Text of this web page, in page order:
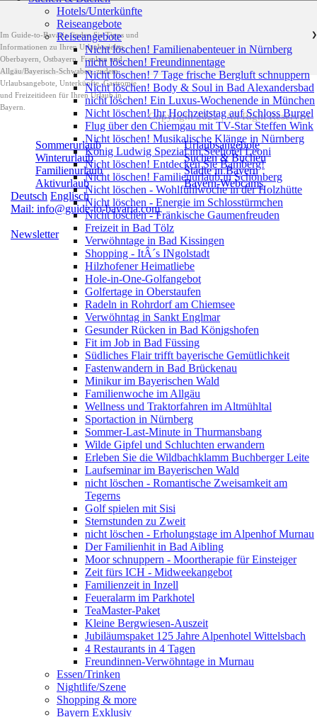
Im Guide-to-Bavaria finden Sie Tipps und
Informationen zu Ihren Urlaubszielen
Oberbayern, Ostbayern, Franken und
Allgäu/Bayerisch-Schwaben, zudem
Urlaubsangebote, Unterkünfte, Gastromie
und Freizeitideen für Ihren Urlaub in
Bayern.
Sommerurlaub
Winterurlaub
Familienurlaub
Aktivurlaub
Urlaubsangebote
Suchen & Buchen
Städte in Bayern
Bayern-Webcams
Deutsch Englisch
Mail: info@guide-to-bavaria.com
Newsletter
Copyright 2022 | All Right Reserved
Hotels/Unterkünfte
Reiseangebote
Reiseangebote
❯
Nicht löschen! Familienabenteuer in Nürnberg
nicht löschen! Freundinnentage
Nicht löschen! 7 Tage frische Bergluft schnuppern
Nicht löschen! Body & Soul in Bad Alexandersbad
nicht löschen! Ein Luxus-Wochenende in München
Nicht löschen! Ihr Hochzeitstag auf Schloss Burgel
Flug über den Chiemgau mit TV-Star Steffen Wink
Nicht löschen! Musikalische Klänge in Nürnberg
König Ludwig Spezial im Seehotel Leoni
Nicht löschen! Entdecken Sie Bamberg!
Nicht löschen! Familienurlaub in Schönberg
Nicht löschen - Wohlfühlwoche in der Holzhütte
Nicht löschen - Energie im Schlosstürmchen
Nicht löschen - Fränkische Gaumenfreuden
Freizeit in Bad Tölz
Verwöhntage in Bad Kissingen
Shopping - ItÂ´s INgolstadt
Hilzhofener Heimatliebe
Hole-in-One-Golfangebot
Golfertage in Oberstaufen
Radeln in Rohrdorf am Chiemsee
Verwöhntag in Sankt Englmar
Gesunder Rücken in Bad Königshofen
Fit im Job in Bad Füssing
Südliches Flair trifft bayerische Gemütlichkeit
Fastenwandern in Bad Brückenau
Minikur im Bayerischen Wald
Familienwoche im Allgäu
Wellness und Traktorfahren im Altmühltal
Sportaction in Nürnberg
Sommer-Last-Minute in Thurmansbang
Wilde Gipfel und Schluchten erwandern
Erleben Sie die Wildbachklamm Buchberger Leite
Laufseminar im Bayerischen Wald
nicht löschen - Romantische Zweisamkeit am
Tegerns
Golf spielen mit Sisi
Sternstunden zu Zweit
nicht löschen - Erholungstage im Alpenhof Murnau
Der Familienhit in Bad Aibling
Moor schnuppern - Moortherapie für Einsteiger
Zeit fürs ICH - Midweekangebot
Familienzeit in Inzell
Feueralarm im Parkhotel
TeaMaster-Paket
Kleine Bergwiesen-Auszeit
Jubiläumspaket 125 Jahre Alpenhotel Wittelsbach
4 Restaurants in 4 Tagen
Freundinnen-Verwöhntage in Murnau
Essen/Trinken
Nightlife/Szene
Shopping & more
Bayern Exklusiv